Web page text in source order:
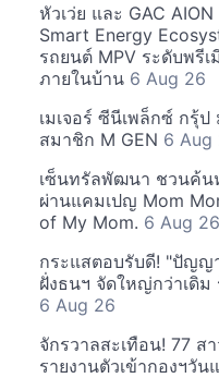
หัวเว่ย และ GAC
Smart Energy
รถยนต์ MPV ระดับพรี
ภายในบ้าน 6 Aug 26
เมเจอร์ ซีนีเพล็กซ์ กรุ้
สมาชิก M GEN 6 Aug
เซ็นทรัลพัฒนา ชวนค้น
ผ่านแคมเปญ Mom
of My Mom. 6 Aug 26
กระแสตอบรับดี! "ปัญญ
ฝั่งธนฯ จัดใหญ่กว่าเดิม
6 Aug 26
จักรวาลสะเทือน! 77 ส
รายงานตัวเข้ากองฯวัน